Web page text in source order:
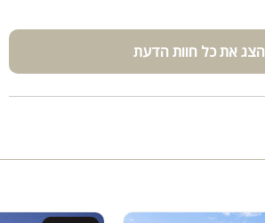
הצג את כל חוות הדעת